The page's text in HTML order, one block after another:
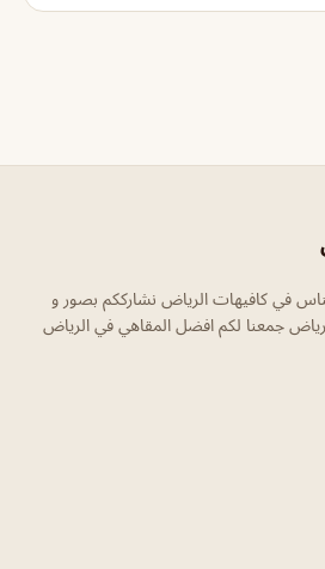
في كافيهات الرياض نشارككم بصور و
جمعنا لكم افضل المقاهي في الرياض